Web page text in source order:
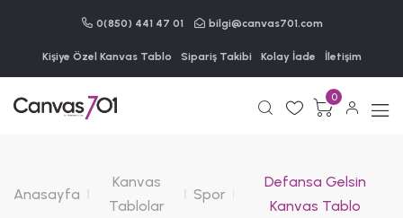
0(850) 441 47 01 bilgi@canvas701.com
Kişiye Özel Kanvas Tablo Sipariş Takibi Kolay İade İletişim
0
Anasayfa
Kanvas
Tablolar
Spor
Defansa Gelsin
Kanvas Tablo